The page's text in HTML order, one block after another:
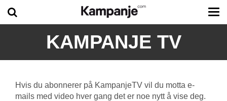
KAMPANJE TV
Hvis du abonnerer på KampanjeTV vil du motta e-
mails med video hver gang det er noe nytt å vise deg.